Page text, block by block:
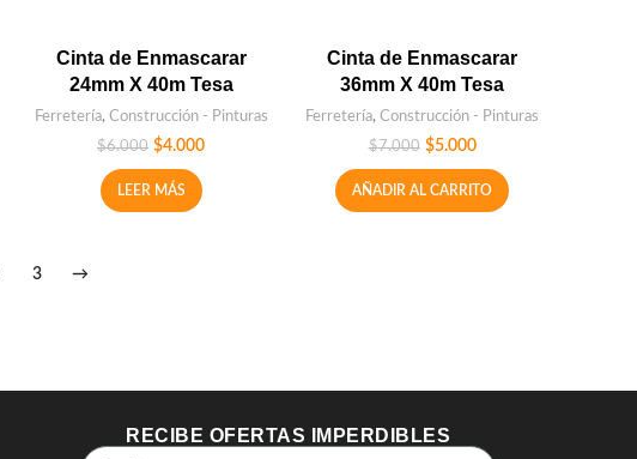
Cinta de Enmascarar
24mm X 40m Tesa
Ferretería, Construcción - Pinturas
$6.000 $4.000
LEER MÁS
Cinta de Enmascarar
36mm X 40m Tesa
Ferretería,Construcción - Pinturas
$7.000 $5.000
AÑADIR AL CARRITO
3 →
RECIBE OFERTAS IMPERDIBLES